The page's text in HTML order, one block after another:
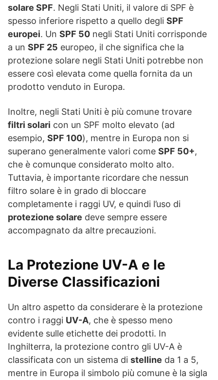
solare SPF. Negli Stati Uniti, il valore di SPF è
spesso inferiore rispetto a quello degli SPF
europei. Un SPF 50 negli Stati Uniti corrisponde
a un SPF 25 europeo, il che significa che la
protezione solare negli Stati Uniti potrebbe non
essere così elevata come quella fornita da un
prodotto venduto in Europa.
Inoltre, negli Stati Uniti è più comune trovare
filtri solari con un SPF molto elevato (ad
esempio, SPF 100), mentre in Europa non si
superano generalmente valori come SPF 50+,
che è comunque considerato molto alto.
Tuttavia, è importante ricordare che nessun
filtro solare è in grado di bloccare
completamente i raggi UV, e quindi l’uso di
protezione solare deve sempre essere
accompagnato da altre precauzioni.
La Protezione UV-A e le
Diverse Classificazioni
Un altro aspetto da considerare è la protezione
contro i raggi UV-A, che è spesso meno
evidente sulle etichette dei prodotti. In
Inghilterra, la protezione contro gli UV-A è
classificata con un sistema di stelline da 1 a 5,
mentre in Europa il simbolo più comune è la sigla